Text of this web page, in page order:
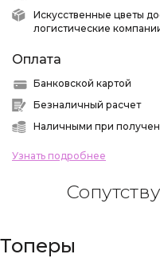
Искусственные цветы
логистические
Оплата
Банковской картой
Безналичный расчет
Наличными при
Узнать подробнее
Топеры